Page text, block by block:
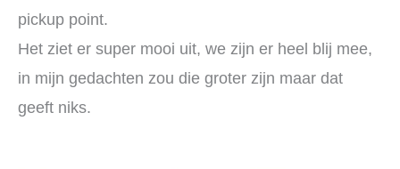
pickup point.
Het ziet er super mooi uit, we zijn er heel blij mee,
in mijn gedachten zou die groter zijn maar dat
geeft niks.